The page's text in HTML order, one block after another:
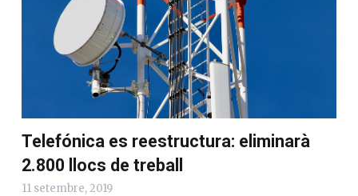
Telefónica es reestructura: eliminarà
2.800 llocs de treball
11 setembre, 2019